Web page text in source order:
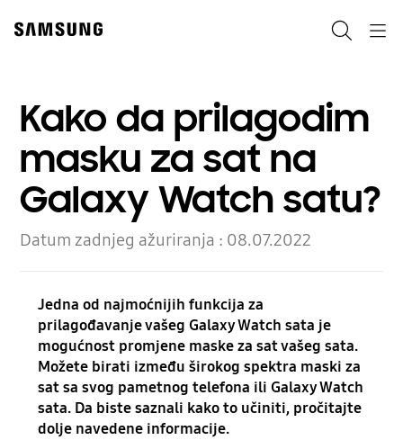
content
accessibility
Kako da prilagodim
masku za sat na
Galaxy Watch satu?
Datum zadnjeg ažuriranja : 08.07.2022
Jedna od najmoćnijih funkcija za
prilagođavanje vašeg Galaxy Watch sata je
mogućnost promjene maske za sat vašeg sata.
Možete birati između širokog spektra maski za
sat sa svog pametnog telefona ili Galaxy Watch
sata. Da biste saznali kako to učiniti, pročitajte
dolje navedene informacije.